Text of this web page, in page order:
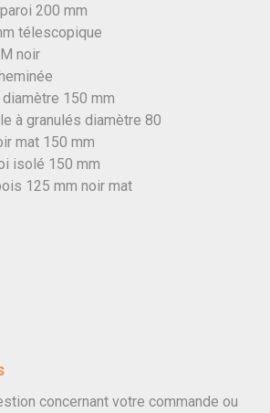
200 mm
télescopique
noir
150 mm
à granulés diamètre 80
mat 150 mm
isolé 150 mm
125 mm noir mat
concernant votre commande ou